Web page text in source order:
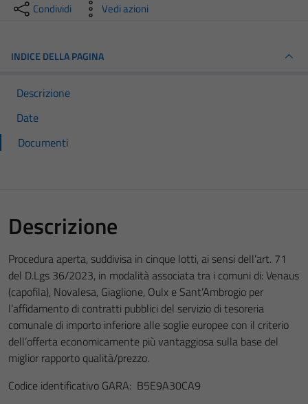
Condividi Vedi azioni
INDICE DELLA PAGINA
Descrizione
Date
Documenti
Descrizione
Procedura aperta, suddivisa in cinque lotti, ai sensi dell’art. 71
del D.Lgs 36/2023, in modalità associata tra i comuni di: Venaus
(capofila), Novalesa, Giaglione, Oulx e Sant’Ambrogio per
l’affidamento di contratti pubblici del servizio di tesoreria
comunale di importo inferiore alle soglie europee con il criterio
dell’offerta economicamente più vantaggiosa sulla base del
miglior rapporto qualità/prezzo.
Codice identificativo GARA: B5E9A30CA9